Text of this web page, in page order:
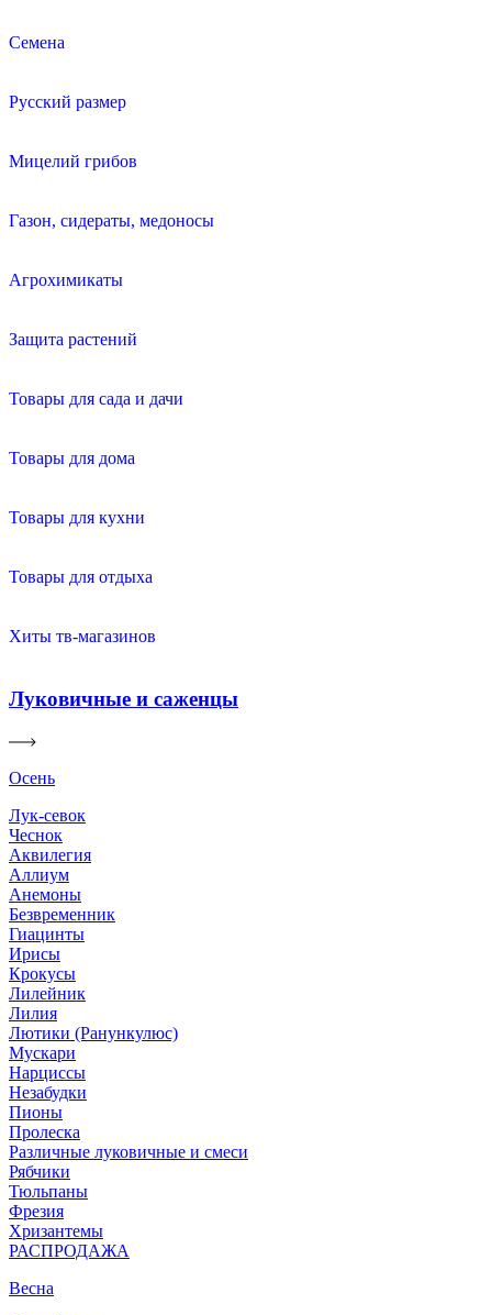
Семена
Русский размер
Мицелий грибов
Газон, сидераты, медоносы
Агрохимикаты
Защита растений
Товары для сада и дачи
Товары для дома
Товары для кухни
Товары для отдыха
Хиты тв-магазинов
Луковичные и саженцы
Осень
Лук-севок
Чеснок
Аквилегия
Аллиум
Анемоны
Безвременник
Гиацинты
Ирисы
Крокусы
Лилейник
Лилия
Лютики (Ранункулюс)
Мускари
Нарцисcы
Незабудки
Пионы
Пролеска
Различные луковичные и смеси
Рябчики
Тюльпаны
Фрезия
Хризантемы
РАСПРОДАЖА
Весна